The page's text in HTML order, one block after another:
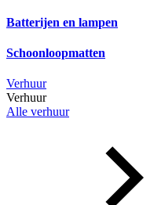
Batterijen en lampen
Schoonloopmatten
Verhuur
Verhuur
Alle verhuur